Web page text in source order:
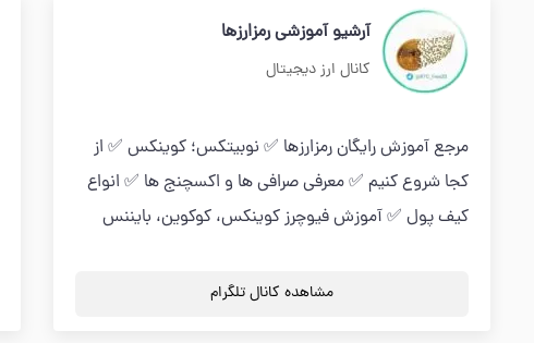
آرشیو آموزشی رمزارزها
کانال ارز دیجیتال
مرجع آموزش رایگان رمزارزها ✅ نوبیتکس؛ کوینکس ✅ از
کجا شروع کنیم ✅ معرفی صرافی ها و اکسچنج ها ✅ انواع
کیف پول ✅ آموزش فیوچرز کوینکس، کوکوین، بایننس
مشاهده کانال تلگرام